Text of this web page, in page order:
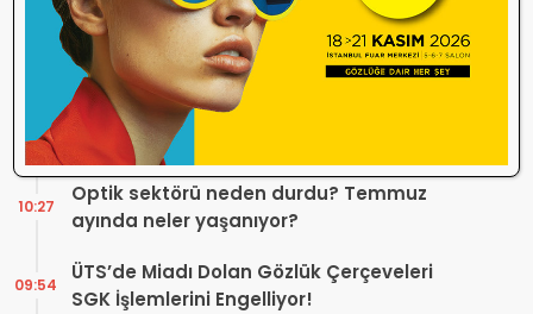
Sosyal Medya Bu Soruyu Soruyor! Göz
Sağlığında Çifte Standart mı Var?
TİTCK Bu Kampanyalara Dur Diyecek mi?
Sağlık ürününde ‘Set Kampanyası’
12:16
Optik sektörü neden durdu? Temmuz
ayında neler yaşanıyor?
10:27
ÜTS’de Miadı Dolan Gözlük Çerçeveleri
SGK İşlemlerini Engelliyor!
09:54